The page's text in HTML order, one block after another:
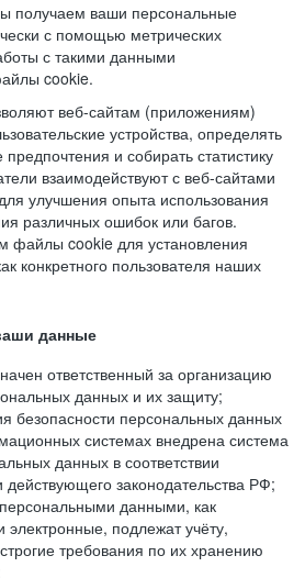
получаем ваши персональные
с помощью метрических
с такими данными
cookie.
веб-сайтам (приложениям)
устройства, определять
предпочтения и собирать статистику
взаимодействуют с веб-сайтами
улучшения опыта использования
различных ошибок или багов.
файлы cookie для установления
конкретного пользователя наших
данные
ответственный за организацию
данных и их защиту;
безопасности персональных данных
системах внедрена система
данных в соответствии
законодательства РФ;
данными, как
подлежат учёту,
требования по их хранению